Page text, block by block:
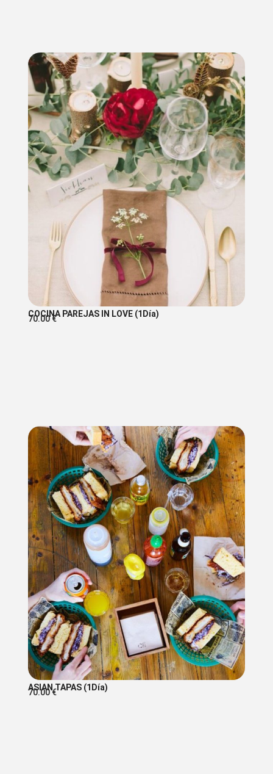
COCINA PAREJAS IN LOVE (1Día)
70.00€
ASIAN TAPAS (1Día)
70.00€